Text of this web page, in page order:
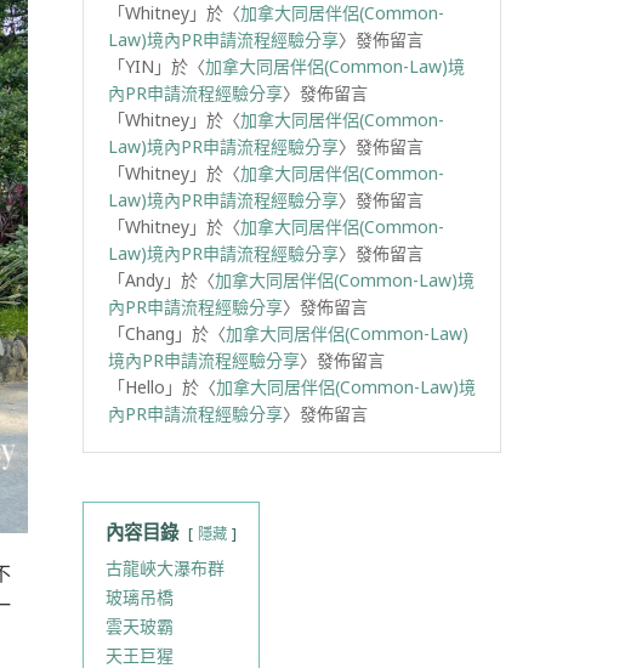
「Whitney 」於〈加拿大同居伴侶(Common-
Law)境內PR申請流程經驗分享〉發佈留言
「YIN 」於〈加拿大同居伴侶(Common-Law)境
內PR申請流程經驗分享〉發佈留言
「Whitney 」於〈加拿大同居伴侶(Common-
Law)境內PR申請流程經驗分享〉發佈留言
「Whitney 」於〈加拿大同居伴侶(Common-
Law)境內PR申請流程經驗分享〉發佈留言
「Whitney 」於〈加拿大同居伴侶(Common-
Law)境內PR申請流程經驗分享〉發佈留言
「Andy 」於〈加拿大同居伴侶(Common-Law)境
內PR申請流程經驗分享〉發佈留言
「Chang 」於〈加拿大同居伴侶(Common-Law)
境內PR申請流程經驗分享〉發佈留言
「Hello 」於〈加拿大同居伴侶(Common-Law)境
內PR申請流程經驗分享〉發佈留言
內容目錄 隱藏
古龍峽大瀑布群
玻璃吊橋
雲天玻霸
天王巨猩